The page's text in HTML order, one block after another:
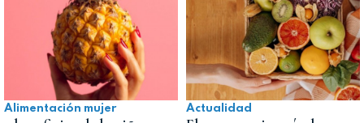
Alimentación mujer Actualidad